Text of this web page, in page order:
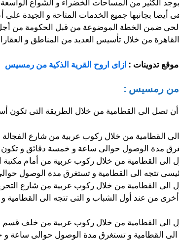
أيضا بجانبها جميع الخدمات المتاحة و الجيدة
ضمن الخطة الموضوعة من قبل الحكومة من أجل
القاهرة من خلال تأسيس العديد من المناطق و
تدوينات : ازاى اروح القرية الذكية من رمسيس
من رمسيس :
تصل الى القطامية من خلال الطريقة التى تكون
القطامية من خلال ركوب عربية من شارع
مدة الوصول حوالى ساعة و خمسة دقائق و تكون التكلفة
الى القطامية من خلال ركوب عربية من أمام
تتجه الى القطامية و تستغرق مدة الوصول حوالى ساعة و
الى القطامية من خلال ركوب عربية من شارع
الى القطامية من خلال ركوب عربية من خلف قسم
القطامية و تستغرق مدة الوصول حوالى ساعة و خمسة و